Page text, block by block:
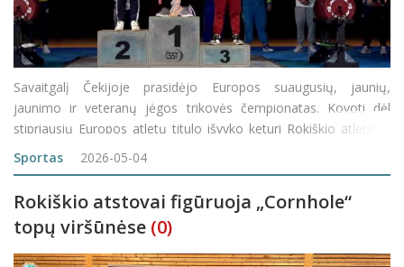
Savaitgalį Čekijoje prasidėjo Europos suaugusių, jaunių,
jaunimo ir veteranų jėgos trikovės čempionatas. Kovoti dėl
stipriausių Europos atletų titulo išvyko keturi Rokiškio atletinės
gimnastikos klubo „JTK Grizlis“ sportininkai ir šiandien jau aišku,
kad mažia
Sportas 2026-05-04
Rokiškio atstovai figūruoja „Cornhole“
topų viršūnėse (0)